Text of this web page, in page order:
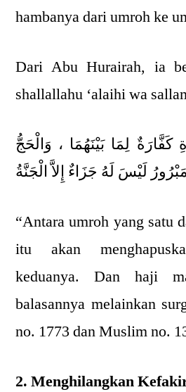
hambanya dari umroh ke
Dari Abu Hurairah, ia
shallallahu ‘alaihi wa
كَفَّارَةٌ لِمَا بَيْنَهُمَا ، وَالْحَجُّ
لَيْسَ لَهُ جَزَاءٌ إِلاَّ الْجَنَّةُ
“Antara umroh yang satu
itu akan
keduanya. Dan haji
balasannya melainkan
no. 1773 dan Muslim no.
2. Menghilangkan